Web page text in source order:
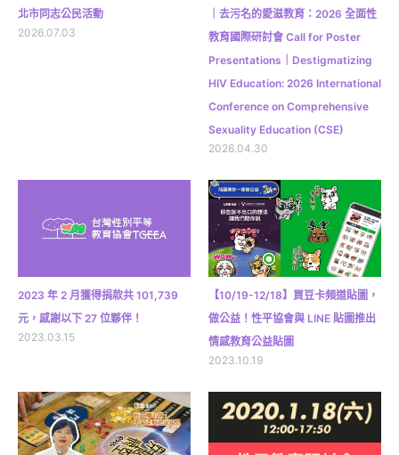
北市同志公民活動
2026.07.03
｜去污名的愛滋教育：2026 全面性
教育國際研討會 Call for Poster
Presentations｜Destigmatizing
HIV Education: 2026 International
Conference on Comprehensive
Sexuality Education (CSE)
2026.04.30
2023 年 2 月獲得捐款共 101,739
元，感謝以下 27 位夥伴！
2023.03.15
【10/19-12/18】買豆卡頻道貼圖，
做公益！性平協會與 LINE 貼圖推出
情感教育公益貼圖
2023.10.19